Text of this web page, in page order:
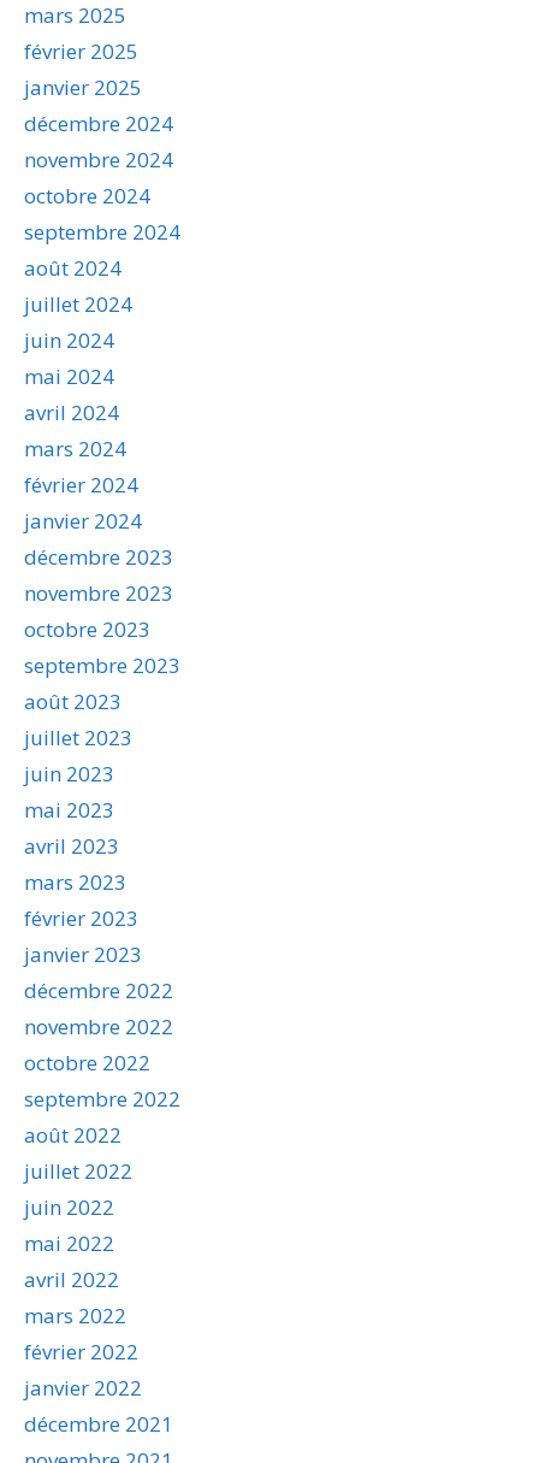
mars 2025
février 2025
janvier 2025
décembre 2024
novembre 2024
octobre 2024
septembre 2024
août 2024
juillet 2024
juin 2024
mai 2024
avril 2024
mars 2024
février 2024
janvier 2024
décembre 2023
novembre 2023
octobre 2023
septembre 2023
août 2023
juillet 2023
juin 2023
mai 2023
avril 2023
mars 2023
février 2023
janvier 2023
décembre 2022
novembre 2022
octobre 2022
septembre 2022
août 2022
juillet 2022
juin 2022
mai 2022
avril 2022
mars 2022
février 2022
janvier 2022
décembre 2021